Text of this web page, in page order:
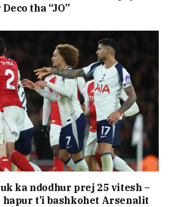
tha “JO”
ka ndodhur prej 25 vitesh –
t’i bashkohet Arsenalit